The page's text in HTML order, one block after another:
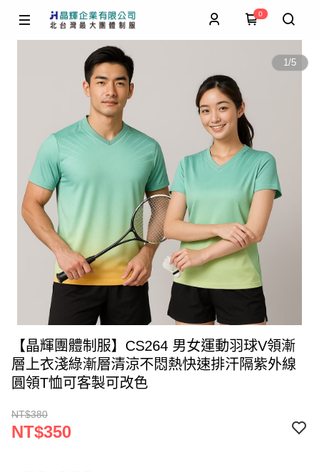
0
1/5
【晶輝團體制服】CS264 男女運動羽球V領漸
層上衣淺綠漸層清涼不悶熱快速排汗隔紫外線
圓領T恤可客製可改色
NT$380
NT$350